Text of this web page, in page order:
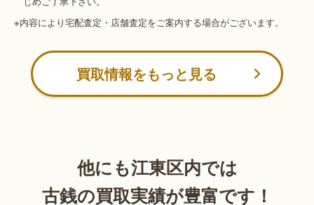
※内容により宅配査定・店舗査定をご案内する場合がございます。
買取情報をもっと見る
他にも江東区内では
古銭の買取実績が豊富です！